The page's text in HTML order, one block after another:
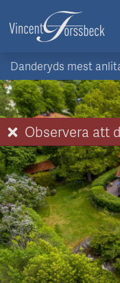
Danderyds mest
Observera att